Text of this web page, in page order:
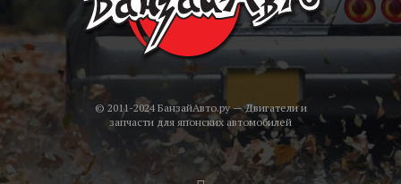
© 2011-2024 БанзайАвто.ру — Двигатели и
запчасти для японских автомобилей